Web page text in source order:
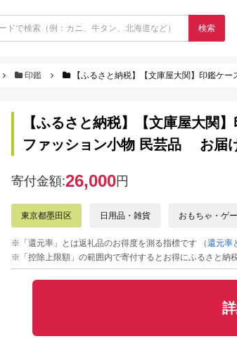
検索
印鑑 【ふるさと納税】【文庫屋大関】印鑑ケース 乱菊
【ふるさと納税】【文庫屋大関
ファッション小物 民芸品 お届
寄付金額:26,000円
東京都墨田区 日用品・雑貨 おもちゃ・ゲ
※「還元率」とは返礼品のお得度を測る指標です
（還元率
※「控除上限額」の範囲内で寄付するとお得にふるさと納